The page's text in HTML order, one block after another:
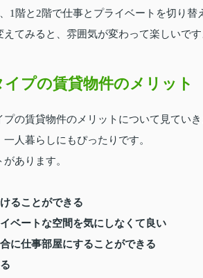
1階と2階で仕事とプライベートを切り替
てみると、雰囲気が変わって楽しいです
プの賃貸物件のメリット
の賃貸物件のメリットについて見ていき
人暮らしにもぴったりです。
あります。
ることができる
ベートな空間を気にしなくて良い
に仕事部屋にすることができる